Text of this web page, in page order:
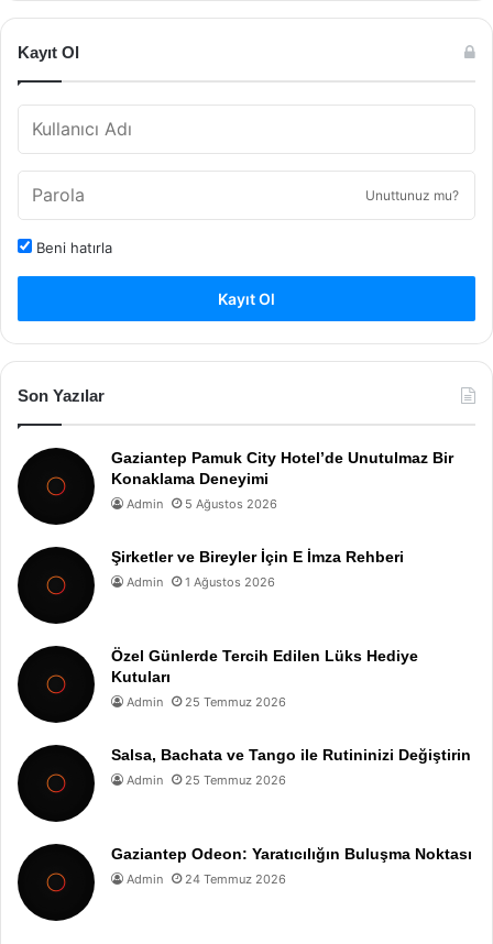
Kayıt Ol
Unuttunuz mu?
Beni hatırla
Kayıt Ol
Son Yazılar
Gaziantep Pamuk City Hotel’de Unutulmaz Bir
Konaklama Deneyimi
Admin 5 Ağustos 2026
Şirketler ve Bireyler İçin E İmza Rehberi
Admin 1 Ağustos 2026
Özel Günlerde Tercih Edilen Lüks Hediye
Kutuları
Admin 25 Temmuz 2026
Salsa, Bachata ve Tango ile Rutininizi Değiştirin
Admin 25 Temmuz 2026
Gaziantep Odeon: Yaratıcılığın Buluşma Noktası
Admin 24 Temmuz 2026